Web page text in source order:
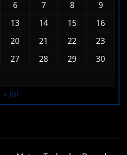
6 7 8
9
13 14 15
16
20 21 22
23
27 28 29
30
« Jul